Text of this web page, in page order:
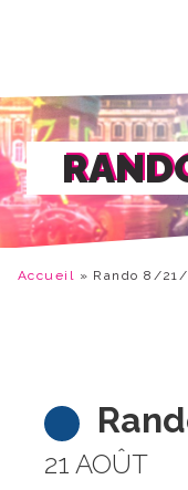
Accueil » Rando 8/
21 AOÛT